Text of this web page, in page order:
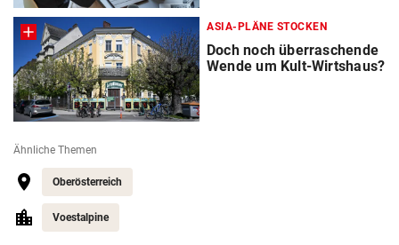
ASIA-PLÄNE STOCKEN
Doch noch überraschende
Wende um Kult-Wirtshaus?
Ähnliche Themen
Oberösterreich
Voestalpine